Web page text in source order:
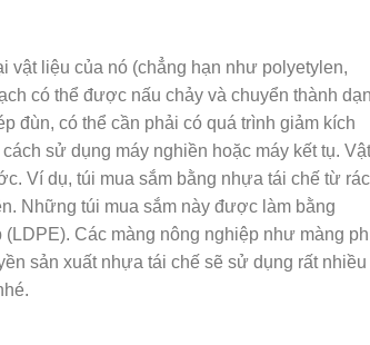
vật liệu của nó (chẳng hạn như polyetylen,
có thể được nấu chảy và chuyển thành
đùn, có thể cần phải có quá trình giảm kích
sử dụng máy nghiền hoặc máy kết tụ. Vật
Ví dụ, túi mua sắm bằng nhựa tái chế từ rác
Những túi mua sắm này được làm bằng
Các màng nông nghiệp như màng
sản xuất nhựa tái chế sẽ sử dụng rất nhiều